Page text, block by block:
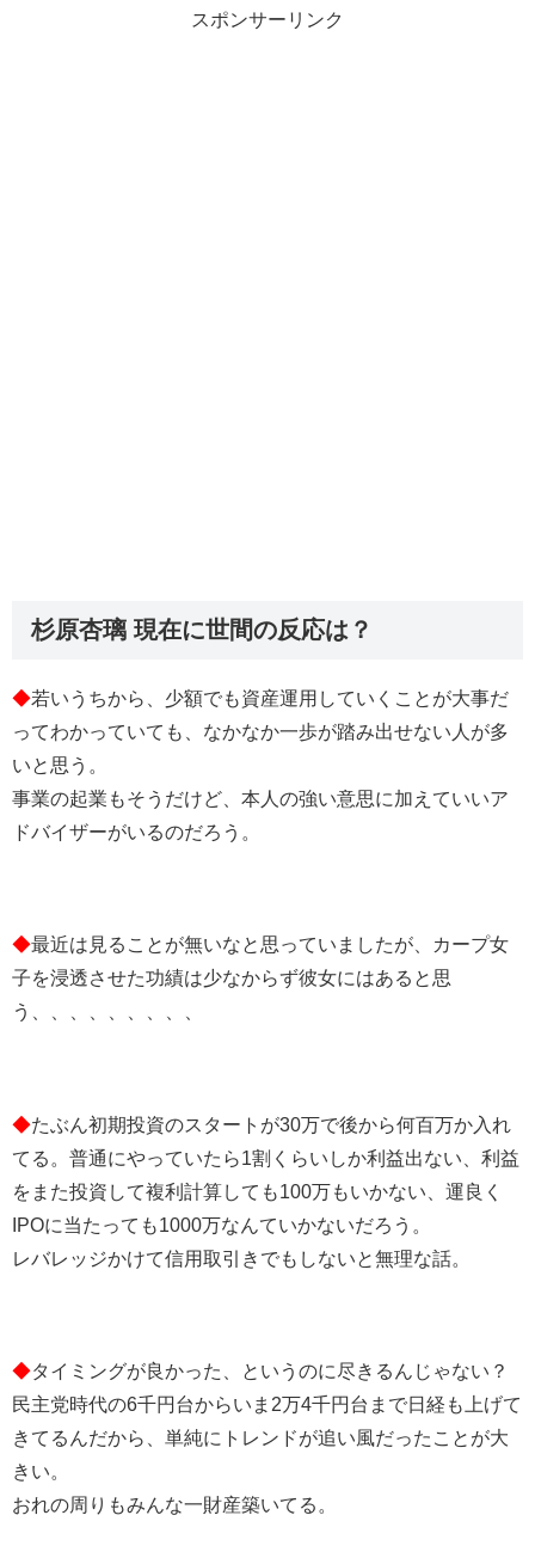
スポンサーリンク
杉原杏璃 現在に世間の反応は？
◆若いうちから、少額でも資産運用していくことが大事だ
ってわかっていても、なかなか一歩が踏み出せない人が多
いと思う。
事業の起業もそうだけど、本人の強い意思に加えていいア
ドバイザーがいるのだろう。
◆最近は見ることが無いなと思っていましたが、カープ女
子を浸透させた功績は少なからず彼女にはあると思
う、、、、、、、、、
◆たぶん初期投資のスタートが30万で後から何百万か入れ
てる。普通にやっていたら1割くらいしか利益出ない、利益
をまた投資して複利計算しても100万もいかない、運良く
IPOに当たっても1000万なんていかないだろう。
レバレッジかけて信用取引きでもしないと無理な話。
◆タイミングが良かった、というのに尽きるんじゃない？
民主党時代の6千円台からいま2万4千円台まで日経も上げて
きてるんだから、単純にトレンドが追い風だったことが大
きい。
おれの周りもみんな一財産築いてる。